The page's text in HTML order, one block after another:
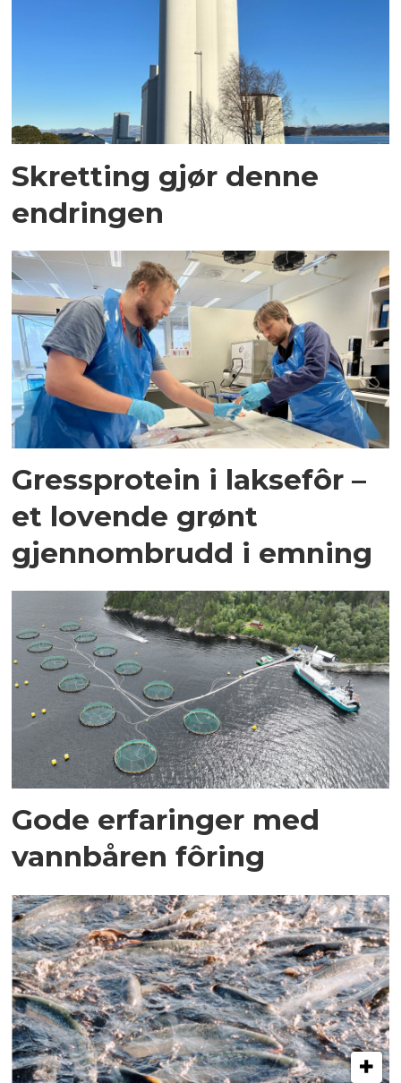
Skretting gjør denne
endringen
Gressprotein i laksefôr –
et lovende grønt
gjennombrudd i emning
Gode erfaringer med
vannbåren fôring